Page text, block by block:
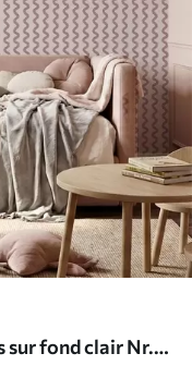
fond clair Nr.